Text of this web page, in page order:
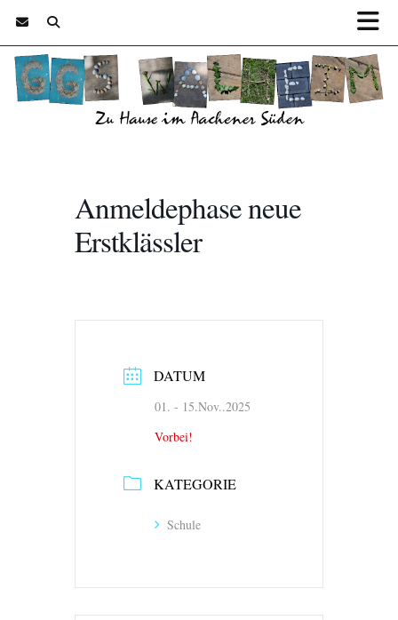
Anmeldephase neue
Erstklässler
DATUM
01. - 15.Nov..2025
Vorbei!
KATEGORIE
Schule